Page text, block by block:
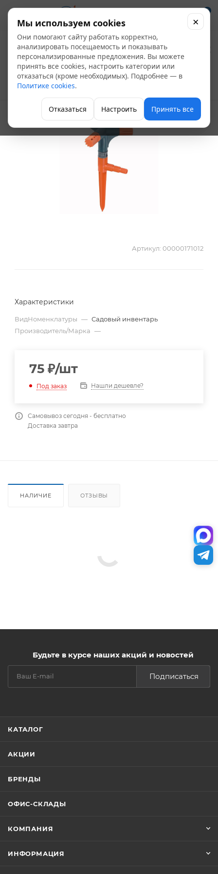
0
Разбрызгиватель д/
полива
Системы полива
Артикул: 00000171012
Характеристики
ВидНоменклатуры — Садовый инвентарь
Производитель/Марка —
75 ₽/шт
Под заказ Нашли дешевле?
Самовывоз сегодня - бесплатно
Доставка завтра
НАЛИЧИЕ ОТЗЫВЫ
Будьте в курсе наших акций и новостей
Подписаться
КАТАЛОГ
АКЦИИ
БРЕНДЫ
ОФИС-СКЛАДЫ
КОМПАНИЯ
ИНФОРМАЦИЯ
Мы используем cookies
Они помогают сайту работать корректно,
анализировать посещаемость и показывать
персонализированные предложения. Вы можете
принять все cookies, настроить категории или
отказаться (кроме необходимых). Подробнее — в
Политике cookies.
Отказаться Настроить Принять все
×